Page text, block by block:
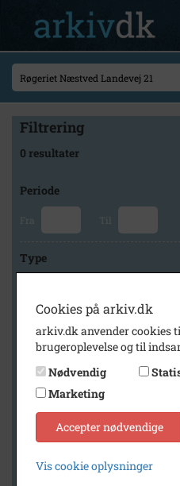
Filtrering
0 resultater
Periode
Fra Til
Type
Arkiv
Lokalhistorisk Arkiv for
Generelt
Cookies på arkiv.dk
arkiv.dk anvender cookies
brugeroplevelse og til
Nødvendig
Marketing
Accepter nødvendige
Vis cookie oplysninger